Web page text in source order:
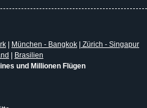
München - Bangkok
Zürich - Singapur
Brasilien
und Millionen Flügen